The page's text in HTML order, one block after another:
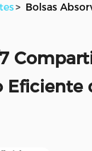
> Bolsas
Eficiente